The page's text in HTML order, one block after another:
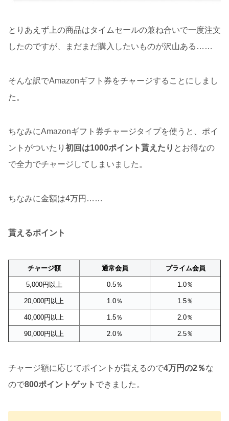
とりあえず上の商品はタイムセールの兼ね合いで一度注文
したのですが、まだまだ購入したいものが沢山ある……
そんな訳でAmazonギフト券をチャージすることにしまし
た。
ちなみにAmazonギフト券チャージタイプを使うと、ポイ
ントがついたり 初回は1000ポイント貰えたり とお得なの
で全力でチャージしてしまいました。
ちなみに金額は4万円……
貰えるポイント
チャージ額 通常会員 プライム会員
5,000円以上 0.5％ 1.0％
20,000円以上 1.0％ 1.5％
40,000円以上 1.5％ 2.0％
90,000円以上 2.0％ 2.5％
チャージ額に応じてポイントが貰えるので4万円の2％な
ので800ポイントゲット できました。